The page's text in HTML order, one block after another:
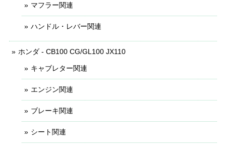
マフラー関連
ハンドル・レバー関連
ホンダ - CB100 CG/GL100 JX110
キャブレター関連
エンジン関連
ブレーキ関連
シート関連